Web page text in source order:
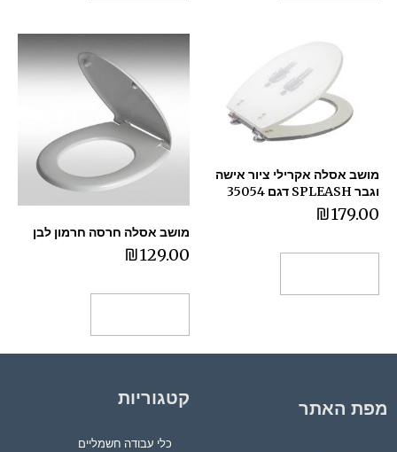
מושב אסלה אקרילי ציור אישה
וגבר SPLEASH דגם 35054
₪179.00
מושב אסלה חרסה חרמון לבן
₪129.00
מפת האתר קטגוריות
כלי עבודה חשמליים